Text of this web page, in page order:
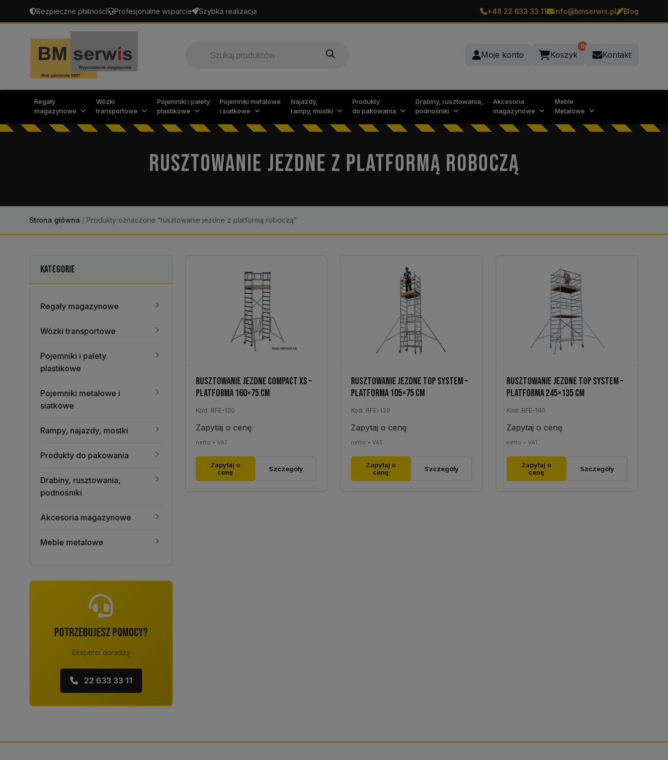
Bezpieczne płatności Profesjonalne wsparcie Szybka realizacja +48 22 633 33 11 info@bmserwis.pl Blog
produktów
Moje konto Koszyk
0
Kontakt
Regały
magazynowe
Wózki
transportowe
Pojemniki i palety
plastikowe
Pojemniki metalowe
i siatkowe
Najazdy,
rampy, mostki
Produkty
do pakowania
Drabiny, rusztowania,
podnośniki
Akcesoria
magazynowe
Meble
Metalowe
RUSZTOWANIE JEZDNE Z PLATFORMĄ ROBOCZĄ
Strona główna / Produkty oznaczone “rusztowanie jezdne z platformą roboczą”
KATEGORIE
Regały magazynowe
Wózki transportowe
Pojemniki i palety
plastikowe
Pojemniki metalowe i
siatkowe
Rampy, najazdy, mostki
Produkty do pakowania
Drabiny, rusztowania,
podnośniki
Akcesoria magazynowe
Meble metalowe
POTRZEBUJESZ POMOCY?
Eksperci doradzą
22 633 33 11
RUSZTOWANIE JEZDNE COMPACT XS –
PLATFORMA 160×75 CM
Kod: RFE-120
Zapytaj o cenę
netto + VAT
Zapytaj o
cenę
Szczegóły
RUSZTOWANIE JEZDNE TOP SYSTEM –
PLATFORMA 105×75 CM
Kod: RFE-130
Zapytaj o cenę
netto + VAT
Zapytaj o
cenę
Szczegóły
RUSZTOWANIE JEZDNE TOP SYSTEM –
PLATFORMA 245×135 CM
Kod: RFE-140
Zapytaj o cenę
netto + VAT
Zapytaj o
cenę
Szczegóły